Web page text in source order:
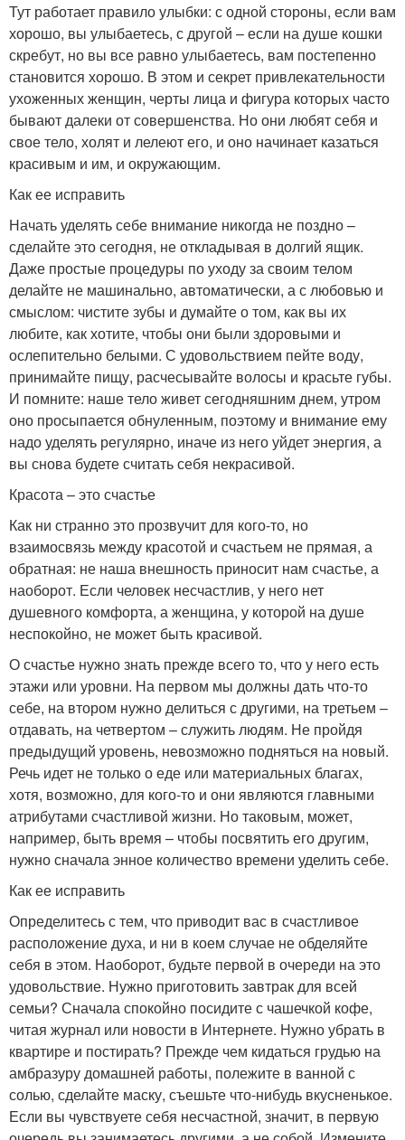
Тут работает правило улыбки: с одной стороны, если вам
хорошо, вы улыбаетесь, с другой – если на душе кошки
скребут, но вы все равно улыбаетесь, вам постепенно
становится хорошо. В этом и секрет привлекательности
ухоженных женщин, черты лица и фигура которых часто
бывают далеки от совершенства. Но они любят себя и
свое тело, холят и лелеют его, и оно начинает казаться
красивым и им, и окружающим.
Как ее исправить
Начать уделять себе внимание никогда не поздно –
сделайте это сегодня, не откладывая в долгий ящик.
Даже простые процедуры по уходу за своим телом
делайте не машинально, автоматически, а с любовью и
смыслом: чистите зубы и думайте о том, как вы их
любите, как хотите, чтобы они были здоровыми и
ослепительно белыми. С удовольствием пейте воду,
принимайте пищу, расчесывайте волосы и красьте губы.
И помните: наше тело живет сегодняшним днем, утром
оно просыпается обнуленным, поэтому и внимание ему
надо уделять регулярно, иначе из него уйдет энергия, а
вы снова будете считать себя некрасивой.
Красота – это счастье
Как ни странно это прозвучит для кого-то, но
взаимосвязь между красотой и счастьем не прямая, а
обратная: не наша внешность приносит нам счастье, а
наоборот. Если человек несчастлив, у него нет
душевного комфорта, а женщина, у которой на душе
неспокойно, не может быть красивой.
О счастье нужно знать прежде всего то, что у него есть
этажи или уровни. На первом мы должны дать что-то
себе, на втором нужно делиться с другими, на третьем –
отдавать, на четвертом – служить людям. Не пройдя
предыдущий уровень, невозможно подняться на новый.
Речь идет не только о еде или материальных благах,
хотя, возможно, для кого-то и они являются главными
атрибутами счастливой жизни. Но таковым, может,
например, быть время – чтобы посвятить его другим,
нужно сначала энное количество времени уделить себе.
Как ее исправить
Определитесь с тем, что приводит вас в счастливое
расположение духа, и ни в коем случае не обделяйте
себя в этом. Наоборот, будьте первой в очереди на это
удовольствие. Нужно приготовить завтрак для всей
семьи? Сначала спокойно посидите с чашечкой кофе,
читая журнал или новости в Интернете. Нужно убрать в
квартире и постирать? Прежде чем кидаться грудью на
амбразуру домашней работы, полежите в ванной с
солью, сделайте маску, съешьте что-нибудь вкусненькое.
Если вы чувствуете себя несчастной, значит, в первую